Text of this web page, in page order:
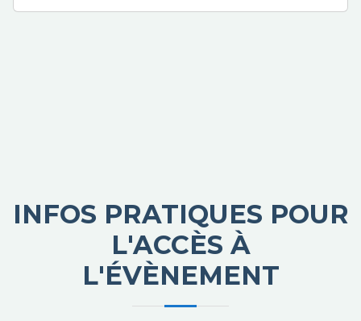
INFOS PRATIQUES POUR
L'ACCÈS À
L'ÉVÈNEMENT